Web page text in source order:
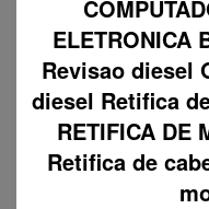
ELETRONICA
Revisao diesel
diesel Retifica
RETIFICA DE
Retifica de